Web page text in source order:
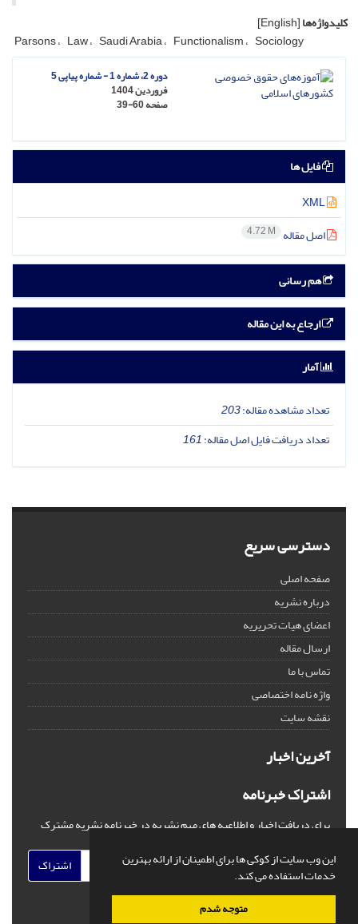
این وب سایت از کوکی ها برای اطمینان از ارائه بهترین
خدمات استفاده می کند.
متوجه شدم
کلیدواژه‌ها[English]
Parsons Law Saudi Arabia Functionalism Sociology
دوره 2، شماره 1 - شماره پیاپی 5
فروردین 1404
صفحه39-60
فایل ها
اصل مقاله 4.72 M
هم رسانی
ارجاع به این مقاله
آمار
تعداد مشاهده مقاله:203
تعداد دریافت فایل اصل مقاله:161
دسترسی سریع
صفحه اصلی
درباره نشریه
اعضای هیات تحریریه
ارسال مقاله
تماس با ما
واژه نامه اختصاصی
نقشه سایت
آخرین اخبار
اشتراک خبرنامه
برای دریافت اخبار و اطلاعیه های مهم نشریه در خبرنامه نشریه مشترک
اشتراک